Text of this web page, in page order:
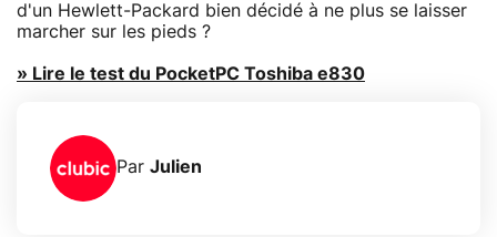
d'un Hewlett-Packard bien décidé à ne plus se laisser
marcher sur les pieds ?
» Lire le test du PocketPC Toshiba e830
Par Julien